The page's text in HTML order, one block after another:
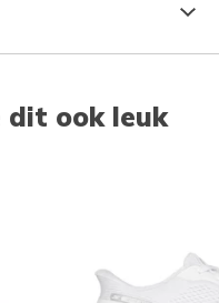
dit ook leuk